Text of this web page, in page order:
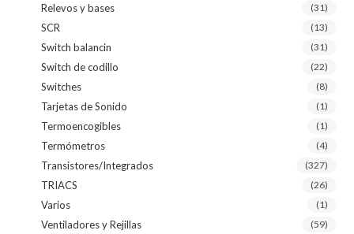
Relevos y bases (31)
SCR (13)
Switch balancin (31)
Switch de codillo (22)
Switches (8)
Tarjetas de Sonido (1)
Termoencogibles (1)
Termómetros (4)
Transistores/Integrados (327)
TRIACS (26)
Varios (1)
Ventiladores y Rejillas (59)